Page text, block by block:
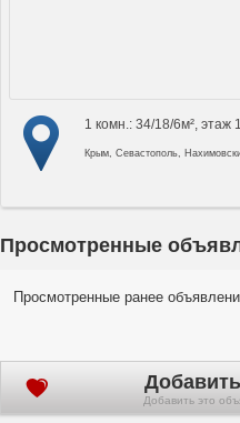
1 комн.: 34/18/6м², этаж
Крым, Севастополь,
Просмотренные
Просмотренные ранее
Добавить это